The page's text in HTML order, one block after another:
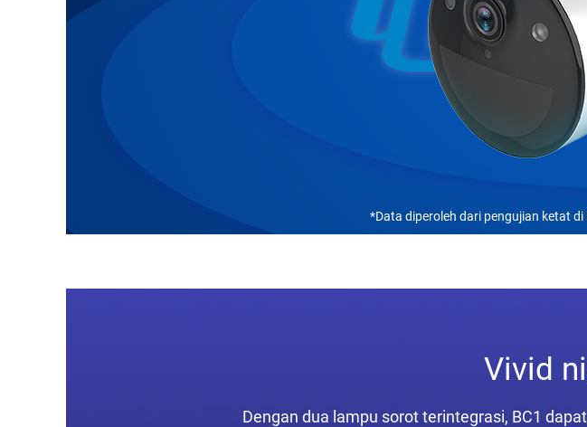
*Data diperoleh dari pengujian ketat
Vivid
Dengan dua lampu sorot terintegrasi, BC1